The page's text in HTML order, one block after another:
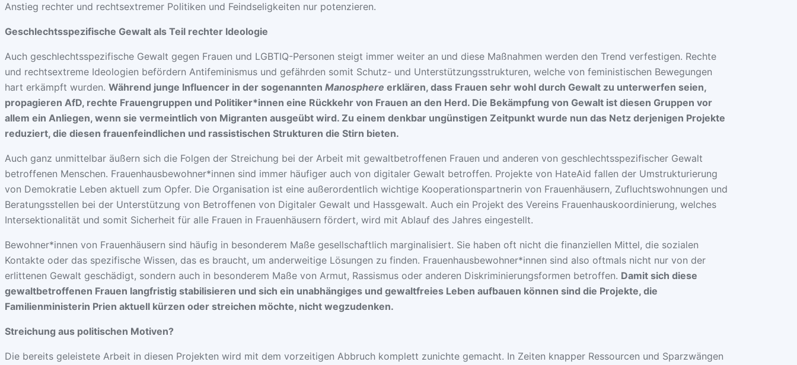
Anstieg rechter und rechtsextremer Politiken und Feindseligkeiten nur potenzieren.
Geschlechtsspezifische Gewalt als Teil rechter Ideologie
Auch geschlechtsspezifische Gewalt gegen Frauen und LGBTIQ-Personen steigt immer weiter an und diese Maßnahmen werden den Trend verfestigen. Rechte
und rechtsextreme Ideologien befördern Antifeminismus und gefährden somit Schutz- und Unterstützungsstrukturen, welche von feministischen Bewegungen
hart erkämpft wurden. Während junge Influencer in der sogenannten Manosphere erklären, dass Frauen sehr wohl durch Gewalt zu unterwerfen seien,
propagieren AfD, rechte Frauengruppen und Politiker*innen eine Rückkehr von Frauen an den Herd. Die Bekämpfung von Gewalt ist diesen Gruppen vor
allem ein Anliegen, wenn sie vermeintlich von Migranten ausgeübt wird. Zu einem denkbar ungünstigen Zeitpunkt wurde nun das Netz derjenigen Projekte
reduziert, die diesen frauenfeindlichen und rassistischen Strukturen die Stirn bieten.
Auch ganz unmittelbar äußern sich die Folgen der Streichung bei der Arbeit mit gewaltbetroffenen Frauen und anderen von geschlechtsspezifischer Gewalt
betroffenen Menschen. Frauenhausbewohner*innen sind immer häufiger auch von digitaler Gewalt betroffen. Projekte von HateAid fallen der Umstrukturierung
von Demokratie Leben aktuell zum Opfer. Die Organisation ist eine außerordentlich wichtige Kooperationspartnerin von Frauenhäusern, Zufluchtswohnungen und
Beratungsstellen bei der Unterstützung von Betroffenen von Digitaler Gewalt und Hassgewalt. Auch ein Projekt des Vereins Frauenhauskoordinierung, welches
Intersektionalität und somit Sicherheit für alle Frauen in Frauenhäusern fördert, wird mit Ablauf des Jahres eingestellt.
Bewohner*innen von Frauenhäusern sind häufig in besonderem Maße gesellschaftlich marginalisiert. Sie haben oft nicht die finanziellen Mittel, die sozialen
Kontakte oder das spezifische Wissen, das es braucht, um anderweitige Lösungen zu finden. Frauenhausbewohner*innen sind also oftmals nicht nur von der
erlittenen Gewalt geschädigt, sondern auch in besonderem Maße von Armut, Rassismus oder anderen Diskriminierungsformen betroffen. Damit sich diese
gewaltbetroffenen Frauen langfristig stabilisieren und sich ein unabhängiges und gewaltfreies Leben aufbauen können sind die Projekte, die
Familienministerin Prien aktuell kürzen oder streichen möchte, nicht wegzudenken.
Streichung aus politischen Motiven?
Die bereits geleistete Arbeit in diesen Projekten wird mit dem vorzeitigen Abbruch komplett zunichte gemacht. In Zeiten knapper Ressourcen und Sparzwängen